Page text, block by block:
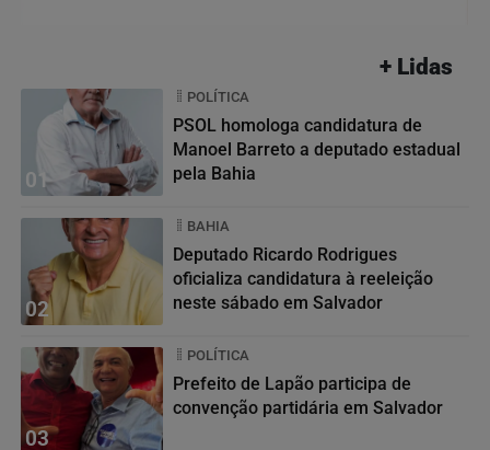
+ Lidas
01
POLÍTICA
PSOL homologa candidatura de
Manoel Barreto a deputado estadual
pela Bahia
02
BAHIA
Deputado Ricardo Rodrigues
oficializa candidatura à reeleição
neste sábado em Salvador
03
POLÍTICA
Prefeito de Lapão participa de
convenção partidária em Salvador